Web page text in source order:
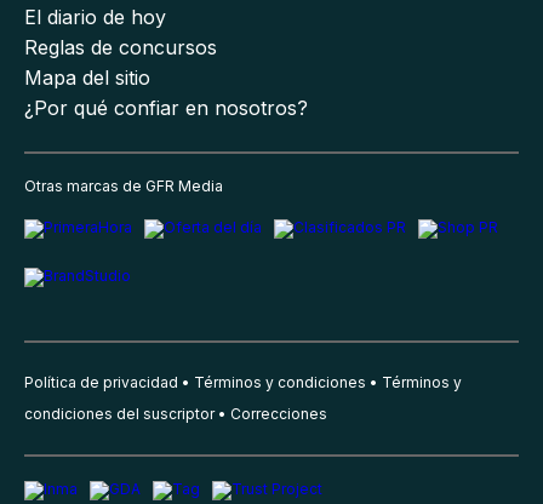
El diario de hoy
Reglas de concursos
Mapa del sitio
¿Por qué confiar en nosotros?
Otras marcas de GFR Media
Política de privacidad Términos y condiciones
Términos y
condiciones del suscriptor
Correcciones